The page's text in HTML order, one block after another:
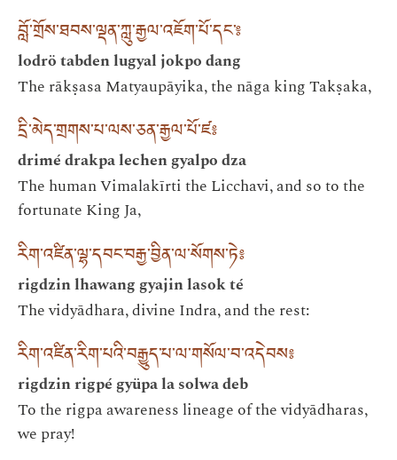
བློ་གྲོས་ཐབས་ལྡན་ཀླུ་རྒྱལ་འཇོག་པོ་དང་༔
lodrö tabden lugyal jokpo dang
The rākṣasa Matyaupāyika, the nāga king Takṣaka,
དྲི་མེད་གྲགས་པ་ལས་ཅན་རྒྱལ་པོ་ཛ༔
drimé drakpa lechen gyalpo dza
The human Vimalakīrti the Licchavi, and so to the
fortunate King Ja,
རིག་འཛིན་ལྷ་དབང་བརྒྱ་བྱིན་ལ་སོགས་ཏེ༔
rigdzin lhawang gyajin lasok té
The vidyādhara, divine Indra, and the rest:
རིག་འཛིན་རིག་པའི་བརྒྱུད་པ་ལ་གསོལ་བ་འདེབས༔
rigdzin rigpé gyüpa la solwa deb
To the rigpa awareness lineage of the vidyādharas,
we pray!